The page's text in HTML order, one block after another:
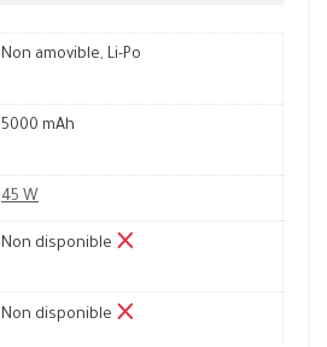
Non amovible, Li-Po
5000 mAh
45 W
Non disponible
Non disponible